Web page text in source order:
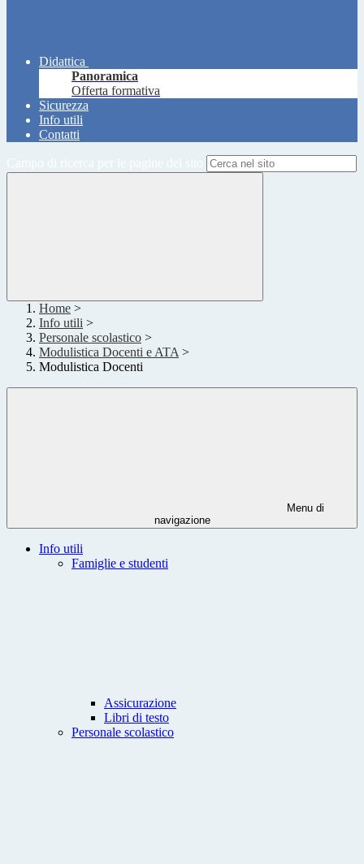
Didattica
Panoramica
Offerta formativa
Sicurezza
Info utili
Contatti
Home >
Info utili >
Personale scolastico >
Modulistica Docenti e ATA >
Modulistica Docenti
Menu di
navigazione
Info utili
Famiglie e studenti
Assicurazione
Libri di testo
Personale scolastico